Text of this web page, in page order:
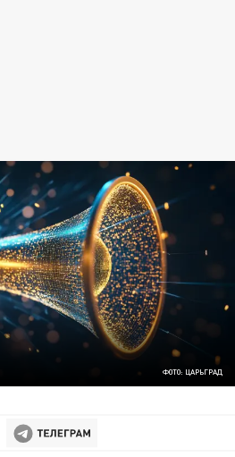
ФОТО: ЦАРЬГРАД